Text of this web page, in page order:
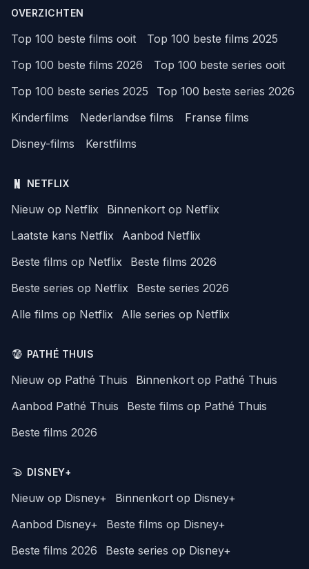
OVERZICHTEN
Top 100 beste films ooit
Top 100 beste films 2025
Top 100 beste films 2026
Top 100 beste series ooit
Top 100 beste series 2025
Top 100 beste series 2026
Kinderfilms
Nederlandse films
Franse films
Disney-films
Kerstfilms
NETFLIX
Nieuw op Netflix
Binnenkort op Netflix
Laatste kans Netflix
Aanbod Netflix
Beste films op Netflix
Beste films 2026
Beste series op Netflix
Beste series 2026
Alle films op Netflix
Alle series op Netflix
PATHÉ THUIS
Nieuw op Pathé Thuis
Binnenkort op Pathé Thuis
Aanbod Pathé Thuis
Beste films op Pathé Thuis
Beste films 2026
DISNEY+
Nieuw op Disney+
Binnenkort op Disney+
Aanbod Disney+
Beste films op Disney+
Beste films 2026
Beste series op Disney+